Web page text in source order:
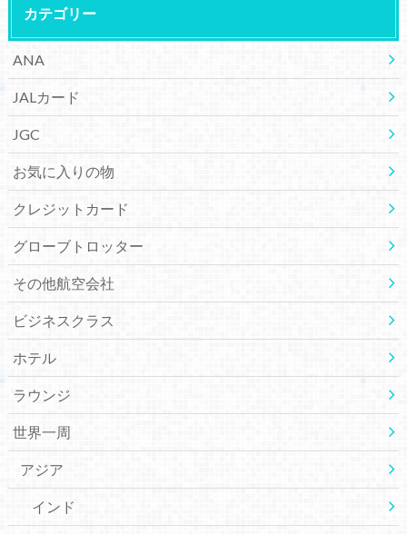
カテゴリー
ANA
JALカード
JGC
お気に入りの物
クレジットカード
グローブトロッター
その他航空会社
ビジネスクラス
ホテル
ラウンジ
世界一周
アジア
インド